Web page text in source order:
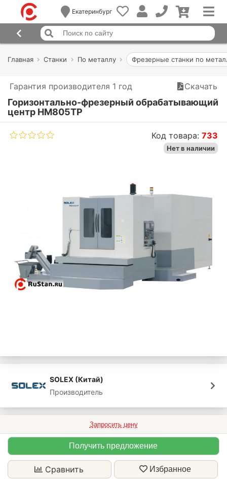
Екатеринбург
Главная Станки По металлу Фрезерные станки по
Гарантия производителя 1 год Скачать
Горизонтально-фрезерный обрабатывающий
центр HM805TP
Код товара:733
Нет в наличии
SOLEX (Китай)
Производитель
Запросить цену
Получить предложение
Сравнить Избранное